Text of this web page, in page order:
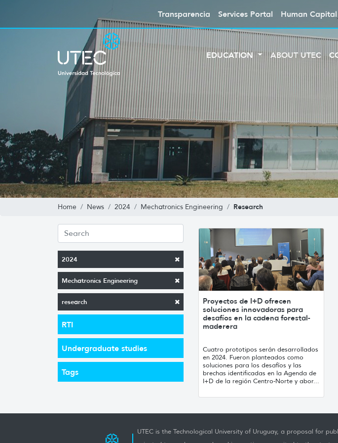
Transparencia Services Portal Human Capital
EDUCATION ABOUT UTEC
Home News 2024 Mechatronics Engineering Research
2024
Mechatronics Engineering
research
RTI
Undergraduate studies
Tags
Proyectos de I+D ofrecen
soluciones innovadoras para
desafíos en la cadena forestal-
maderera
Cuatro prototipos serán desarrollados
en 2024. Fueron planteados como
soluciones para los desafíos y las
brechas identificadas en la Agenda de
I+D de la región Centro-Norte y abor...
UTEC is the Technological University of Uruguay, a proposal for